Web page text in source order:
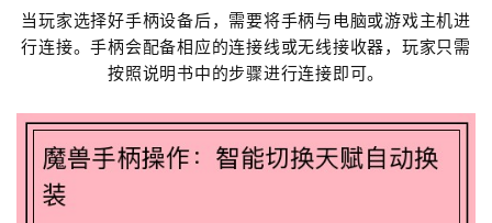
当玩家选择好手柄设备后，需要将手柄与电脑或游戏主机进
行连接。手柄会配备相应的连接线或无线接收器，玩家只需
按照说明书中的步骤进行连接即可。